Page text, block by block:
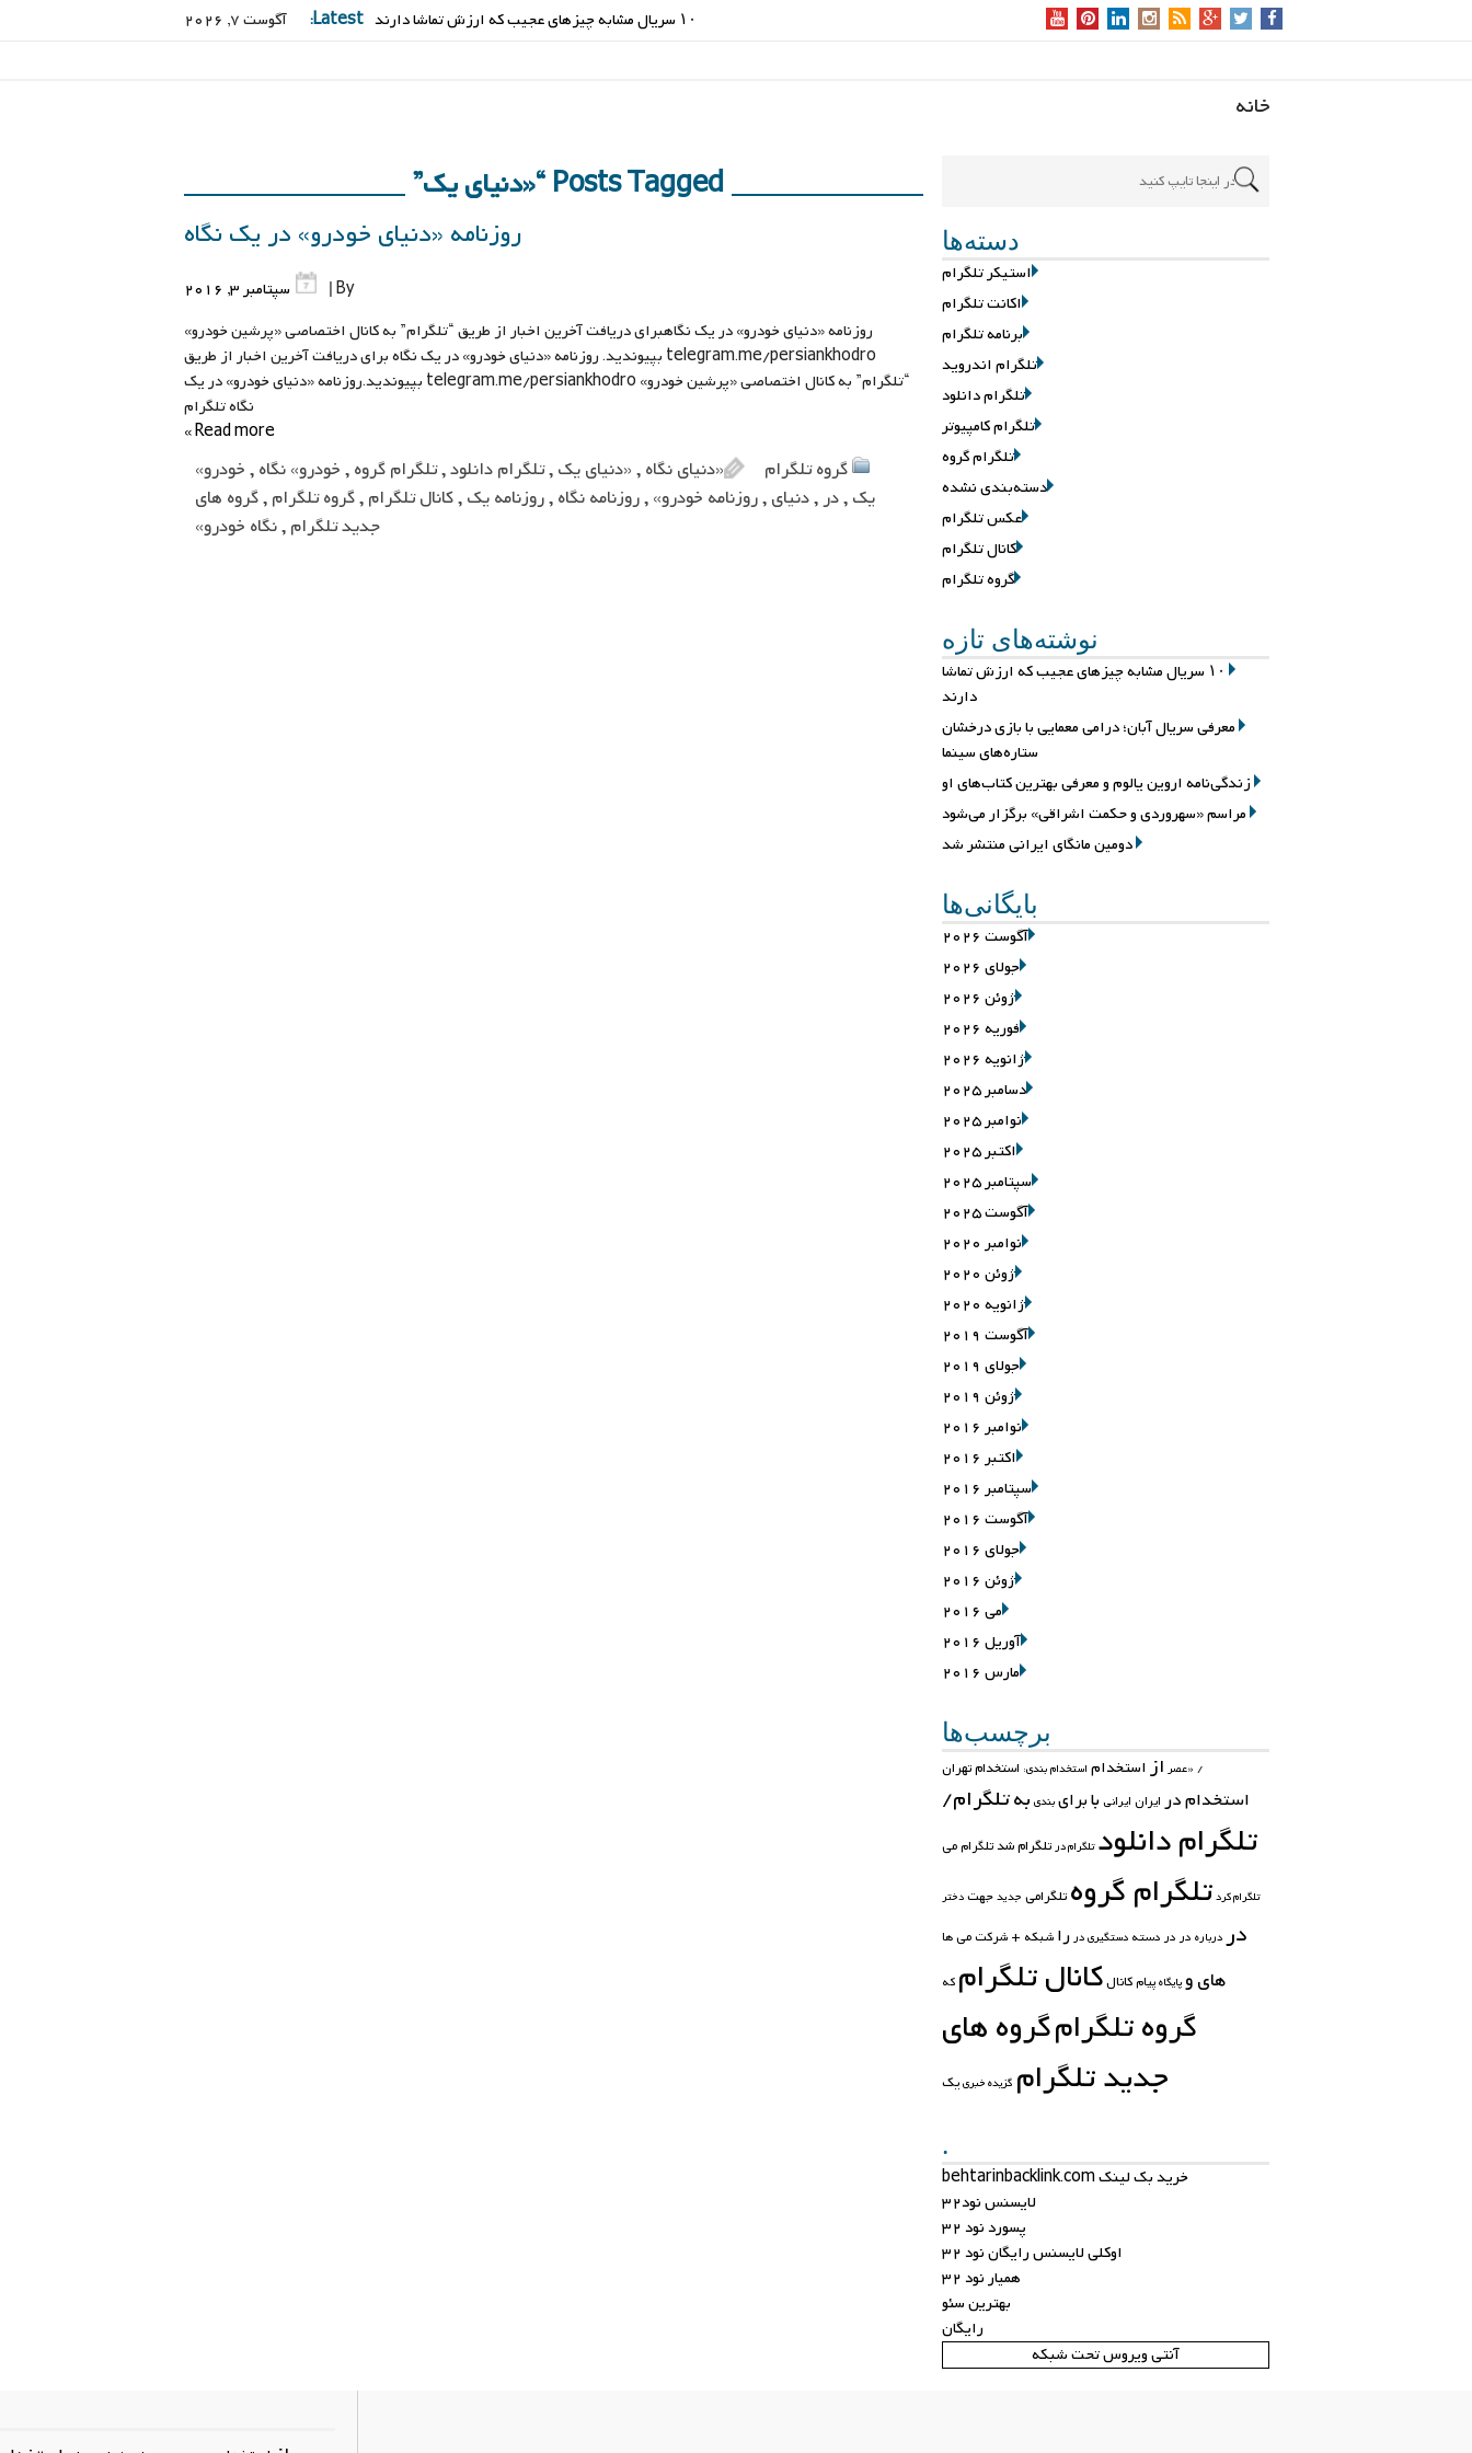
آگوست 7, 2026 Latest: ۱۰ سریال مشابه چیزهای عجیب که ارزش تماشا دارند
خانه
دسته‌ها
استیکر تلگرام
اکانت تلگرام
برنامه تلگرام
تلگرام اندروید
تلگرام دانلود
تلگرام کامپیوتر
تلگرام گروه
دسته‌بندی نشده
عکس تلگرام
کانال تلگرام
گروه تلگرام
نوشته‌های تازه
۱۰ سریال مشابه چیزهای عجیب که ارزش تماشا
دارند
معرفی سریال آبان؛ درامی معمایی با بازی درخشان
ستاره‌های سینما
زندگی‌نامه اروین یالوم و معرفی بهترین کتاب‌های او
مراسم «سهروردی و حکمت اشراقی» برگزار می‌شود
دومین مانگای ایرانی منتشر شد
بایگانی‌ها
آگوست 2026
جولای 2026
ژوئن 2026
فوریه 2026
ژانویه 2026
دسامبر 2025
نوامبر 2025
اکتبر 2025
سپتامبر 2025
آگوست 2025
نوامبر 2020
ژوئن 2020
ژانویه 2020
آگوست 2019
جولای 2019
ژوئن 2019
نوامبر 2016
اکتبر 2016
سپتامبر 2016
آگوست 2016
جولای 2016
ژوئن 2016
می 2016
آوریل 2016
مارس 2016
برچسب‌ها
/ «عصر از استخدام استخدام بندی: استخدام تهران
استخدام در ایران ایرانیبابرایبندی بهتلگرام/
تلگرام دانلود تلگرام درتلگرام شدتلگرام می
تلگرام کردتلگرام گروه تلگرامی جدیدجهتدختر
دردرباره در در دسته دستگیری دررا شبکه + شرکتمیها
هایوپایگاهپیامکانالکانال تلگرام که
گروه تلگرامگروه های
جدید تلگرام گزیده خبرییک
.
خرید بک لینک behtarinbacklink.com
لایسنس نود32
پسورد نود 32
اوکلی لایسنس رایگان نود 32
همیار نود 32
بهترین سئو
رایگان
آنتی ویروس تحت شبکه
Posts Tagged “«دنیای یک”
روزنامه «دنیای خودرو» در یک نگاه
By |
سپتامبر 3, 2016
روزنامه «دنیای خودرو» در یک نگاهبرای دریافت آخرین اخبار از طریق “تلگرام” به کانال اختصاصی «پرشین خودرو»
telegram.me/persiankhodro بپیوندید. روزنامه «دنیای خودرو» در یک نگاه برای دریافت آخرین اخبار از طریق
“تلگرام” به کانال اختصاصی «پرشین خودرو» telegram.me/persiankhodro بپیوندید.روزنامه «دنیای خودرو» در یک
نگاه تلگرام
Read more »
گروه تلگرام «دنیای نگاه,«دنیای یک,تلگرام دانلود,تلگرام گروه,خودرو» نگاه,خودرو»
یک,در,دنیای,روزنامه خودرو»,روزنامه نگاه,روزنامه یک,کانال تلگرام,گروه تلگرام,گروه های
جدید تلگرام,نگاه خودرو»